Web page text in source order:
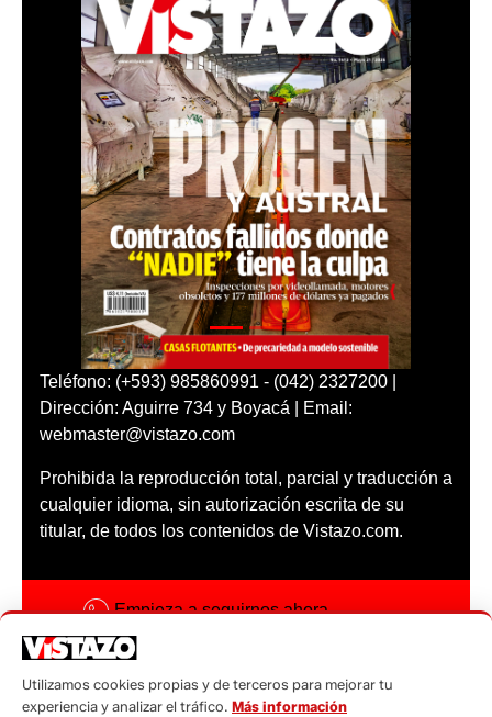
Teléfono: (+593) 985860991 - (042) 2327200 |
Dirección: Aguirre 734 y Boyacá | Email:
webmaster@vistazo.com
Prohibida la reproducción total, parcial y traducción a
cualquier idioma, sin autorización escrita de su
titular, de todos los contenidos de Vistazo.com.
Empieza a seguirnos ahora
Código ética
Utilizamos cookies propias y de terceros para mejorar tu
experiencia y analizar el tráfico. Más información